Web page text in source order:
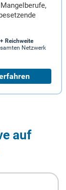
Reichweite
Netzwerk
auf